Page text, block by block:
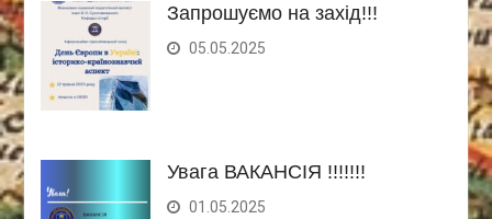
Запрошуємо на захід!!!
05.05.2025
Увага ВАКАНСІЯ !!!!!!!
01.05.2025